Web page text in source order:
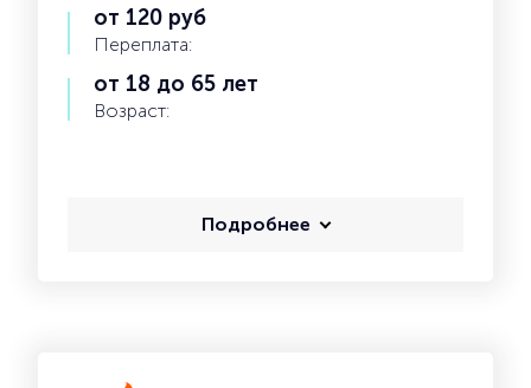
от 120 руб
Переплата:
от 18 до 65 лет
Возраст:
Подробнее